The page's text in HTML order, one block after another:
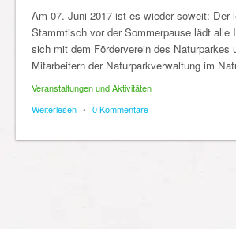
Am 07. Juni 2017 ist es wieder soweit: Der
Stammtisch vor der Sommerpause lädt alle
sich mit dem Förderverein des Naturparkes
Mitarbeitern der Naturparkverwaltung im
Veranstaltungen und Aktivitäten
Weiterlesen • 0 Kommentare